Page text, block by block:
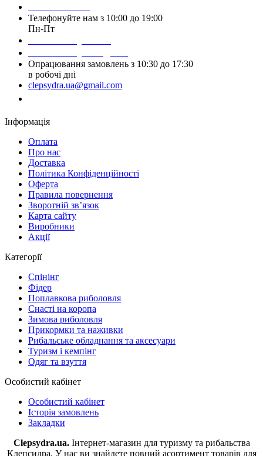
Телефонуйте нам з 10:00 до 19:00
Пн-Пт
Опрацювання замовлень з 10:30 до 17:30
в робочі дні
clepsydra.ua@gmail.com
Інформація
Оплата
Про нас
Доставка
Політика Конфіденційності
Оферта
Правила повернення
Зворотній зв’язок
Карта сайту
Виробники
Акції
Категорії
Спінінг
Фідер
Поплавкова риболовля
Снасті на коропа
Зимова риболовля
Прикормки та наживки
Рибальське обладнання та аксесуари
Туризм і кемпінг
Одяг та взуття
Особистий кабінет
Особистий кабінет
Історія замовлень
Закладки
Clepsydra.ua. Інтернет-магазин для туризму та рибальства
Клепсидра. У нас ви знайдете повний асортимент товарів для